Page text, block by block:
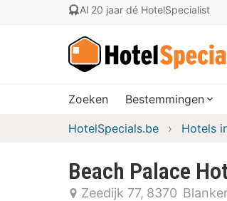
Al 20 jaar dé HotelSpecialist
Zoeken Bestemmingen
HotelSpecials.be Hotels
Beach Palace
Zeedijk 77 8370